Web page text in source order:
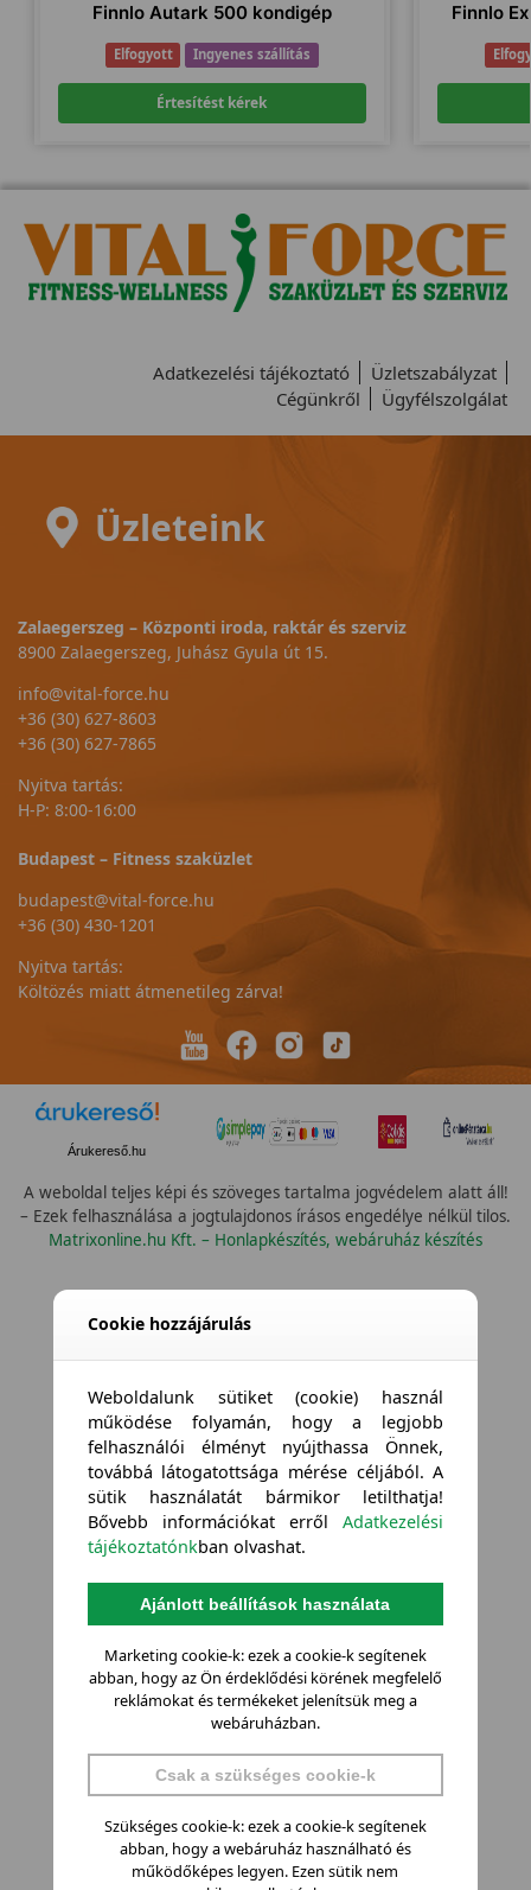
Finnlo Autark 500 kondigép
Elfogyott Ingyenes szállítás
Értesítést kérek
Finnlo
Adatkezelési tájékoztató
Üzletszabályzat
Cégünkről
Ügyfélszolgálat
Üzleteink
Zalaegerszeg – Központi iroda, raktár és szerviz
8900 Zalaegerszeg, Juhász Gyula út 15.
info@vital-force.hu
+36 (30) 627-8603
+36 (30) 627-7865
Nyitva tartás:
H-P: 8:00-16:00
Budapest – Fitness szaküzlet
budapest@vital-force.hu
+36 (30) 430-1201
Nyitva tartás:
Költözés miatt átmenetileg zárva!
Árukereső.hu
A weboldal teljes képi és szöveges tartalma jogvédelem alatt áll!
– Ezek felhasználása a jogtulajdonos írásos engedélye nélkül tilos.
Matrixonline.hu Kft. – Honlapkészítés, webáruház készítés
Cookie hozzájárulás
Weboldalunk sütiket (cookie) használ
működése folyamán, hogy a legjobb
felhasználói élményt nyújthassa Önnek,
továbbá látogatottsága mérése céljából. A
sütik használatát bármikor letilthatja!
Bővebb információkat errőlAdatkezelési
tájékoztatónkban olvashat.
Ajánlott beállítások használata
Marketing cookie-k: ezek a cookie-k segítenek
abban, hogy az Ön érdeklődési körének megfelelő
reklámokat és termékeket jelenítsük meg a
webáruházban.
Csak a szükséges cookie-k
Szükséges cookie-k: ezek a cookie-k segítenek
abban, hogy a webáruház használható és
működőképes legyen. Ezen sütik nem